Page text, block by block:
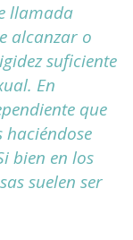
llamada
alcanzar o
suficiente
En
que
bien en los
suelen ser